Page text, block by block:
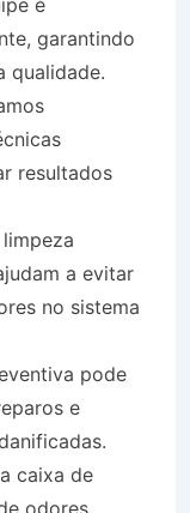
garantindo
qualidade.
resultados
limpeza
a evitar
no sistema
pode
e
caixa de
odores